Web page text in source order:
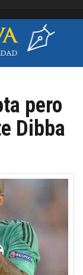
pero
Dibba